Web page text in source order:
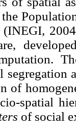
(INEGI,
segregation
of
spatial
of social